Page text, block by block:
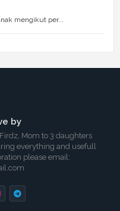
mengikut per...
by
Mom to 3 daughters
everything and usefull
please email: